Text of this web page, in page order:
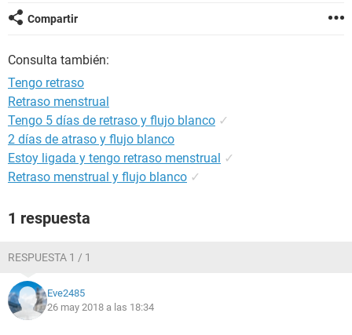
Compartir
Consulta también:
Tengo retraso
Retraso menstrual
Tengo 5 días de retraso y flujo blanco ✓
2 días de atraso y flujo blanco
Estoy ligada y tengo retraso menstrual ✓
Retraso menstrual y flujo blanco ✓
1 respuesta
RESPUESTA 1 / 1
Eve2485
26 may 2018 a las 18:34